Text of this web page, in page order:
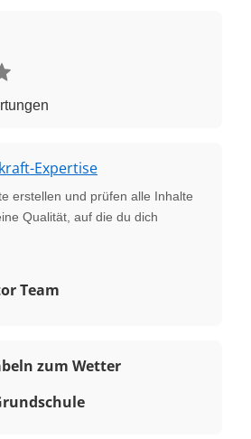
Expertise
erstellen und prüfen alle Inhalte
Qualität, auf die du dich
Team
zum Wetter